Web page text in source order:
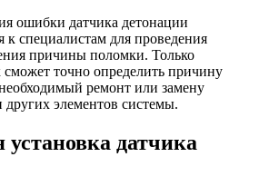
ошибки датчика детонации
к специалистам для проведения
причины поломки. Только
точно определить причину
ремонт или замену
других элементов системы.
датчика